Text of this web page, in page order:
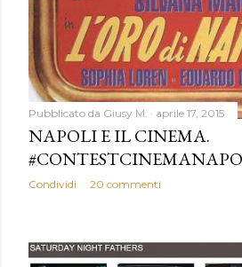
Pubblicato da Giusy M. aprile 17, 2015
NAPOLI E IL CINEMA.
Condividi 20 commenti